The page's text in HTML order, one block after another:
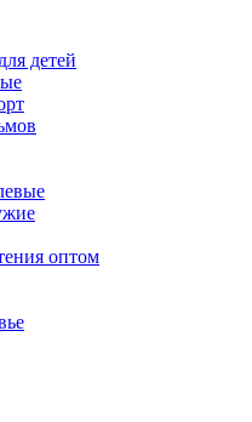
детей
оптом